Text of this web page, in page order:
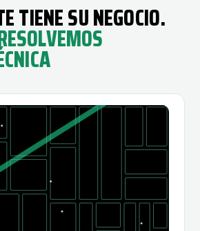
TIENE SU NEGOCIO.